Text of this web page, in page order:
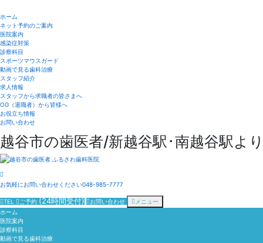
ホーム
ネット予約のご案内
医院案内
感染症対策
診察科目
スポーツマウスガード
動画で見る歯科治療
スタッフ紹介
求人情報
スタッフから求職者の皆さまへ
OG（退職者）から皆様へ
お役立ち情報
お問い合わせ
越谷市の歯医者/新越谷駅･南越谷駅よ
お気軽にお問い合わせください048-985-7777
TEL ご予約 (24時間受付) お問い合わせ
メニュー
ホーム
医院案内
診察科目
動画で見る歯科治療